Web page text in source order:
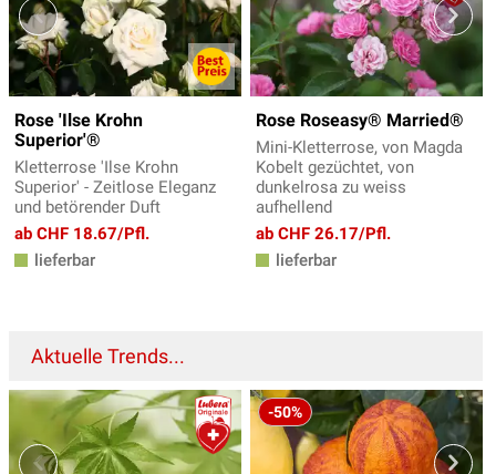
Rose 'Ilse Krohn
Superior'®
Kletterrose 'Ilse Krohn
Superior' - Zeitlose Eleganz
und betörender Duft
ab CHF 18.67/Pfl.
lieferbar
Rose Roseasy® Married®
Mini-Kletterrose, von Magda
Kobelt gezüchtet, von
dunkelrosa zu weiss
aufhellend
ab CHF 26.17/Pfl.
lieferbar
Aktuelle Trends...
-50%